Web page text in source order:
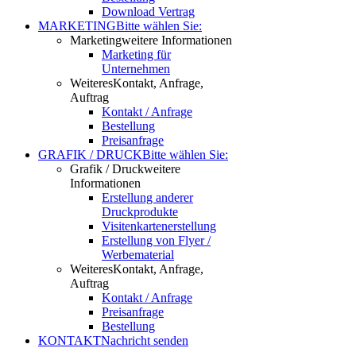
Download Vertrag
MARKETINGBitte wählen Sie:
Marketingweitere Informationen
Marketing für
Unternehmen
WeiteresKontakt, Anfrage,
Auftrag
Kontakt / Anfrage
Bestellung
Preisanfrage
GRAFIK / DRUCKBitte wählen Sie:
Grafik / Druckweitere
Informationen
Erstellung anderer
Druckprodukte
Visitenkartenerstellung
Erstellung von Flyer /
Werbematerial
WeiteresKontakt, Anfrage,
Auftrag
Kontakt / Anfrage
Preisanfrage
Bestellung
KONTAKTNachricht senden